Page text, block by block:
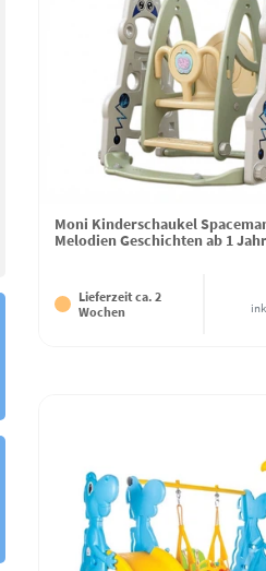
Moni Kinderschaukel
Melodien Geschichten ab 1
Lieferzeit ca. 2
Wochen